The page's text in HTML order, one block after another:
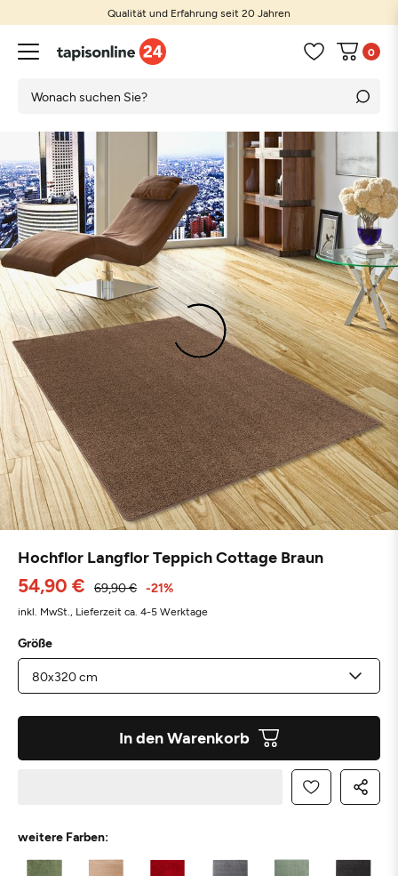
Qualität und Erfahrung seit 20 Jahren
0
Hochflor Langflor Teppich Cottage Braun
54,90 € 69,90 € -21%
inkl. MwSt., Lieferzeit ca. 4-5 Werktage
Größe
In den Warenkorb
weitere Farben: